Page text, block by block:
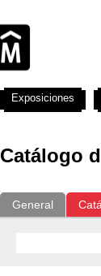
Catálogo
General
Exposiciones